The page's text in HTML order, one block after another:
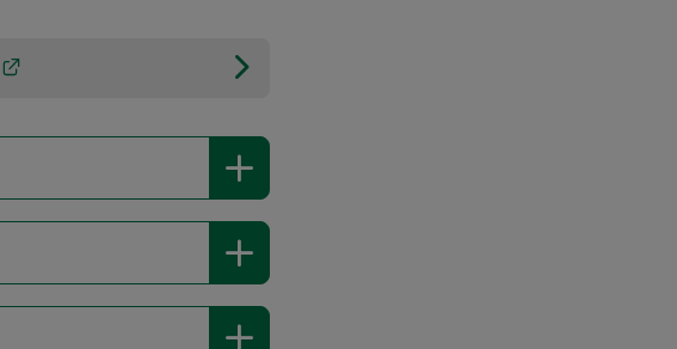
Länk till annan webbplats.